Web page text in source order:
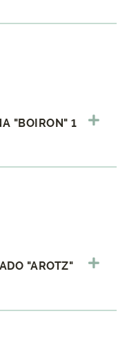
"BOIRON" 1
"AROTZ"